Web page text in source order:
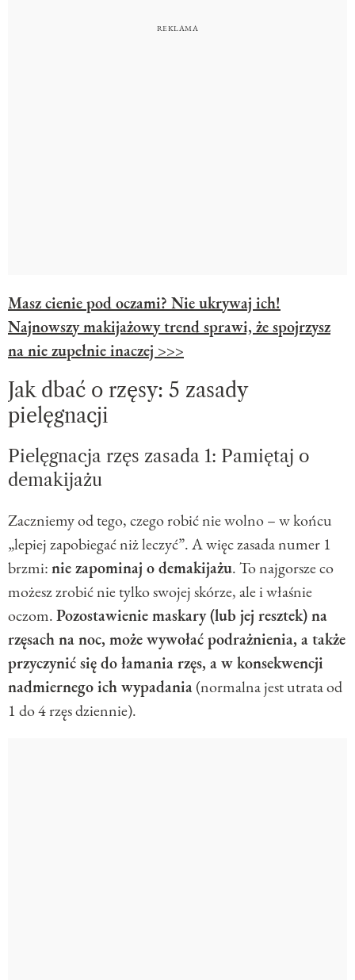
Masz cienie pod oczami? Nie ukrywaj ich!
Najnowszy makijażowy trend sprawi, że spojrzysz
na nie zupełnie inaczej >>>
Jak dbać o rzęsy: 5 zasady
pielęgnacji
Pielęgnacja rzęs zasada 1: Pamiętaj o
demakijażu
Zaczniemy od tego, czego robić nie wolno – w końcu
„lepiej zapobiegać niż leczyć”. A więc zasada numer 1
brzmi:nie zapominaj o demakijażu. To najgorsze co
możesz zrobić nie tylko swojej skórze, ale i właśnie
oczom.Pozostawienie maskary (lub jej resztek) na
rzęsach na noc, może wywołać podrażnienia, a także
przyczynić się do łamania rzęs, a w konsekwencji
nadmiernego ich wypadania(normalna jest utrata od
1 do 4 rzęs dziennie).